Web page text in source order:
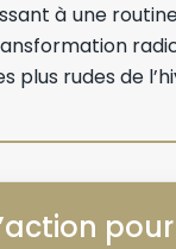
à une
plus rudes de